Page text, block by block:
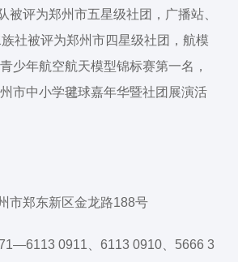
被评为郑州市五星级社团，广播站、
社被评为郑州市四星级社团，航模
少年航空航天模型锦标赛第一名，
市中小学毽球嘉年华暨社团展演活
市郑东新区金龙路188号
0911、6113 0910、5666 3